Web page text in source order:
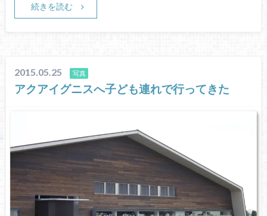
続きを読む
2015.05.25 写真
アクアイグニスへ子ども連れで行ってきた